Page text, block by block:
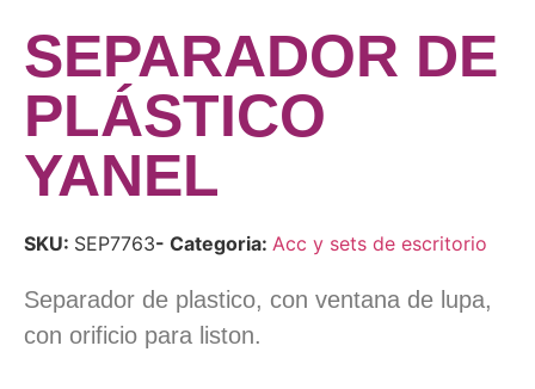
SEPARADOR DE
PLÁSTICO
YANEL
SKU: SEP7763- Categoria: Acc y sets de escritorio
Separador de plastico, con ventana de lupa,
con orificio para liston.